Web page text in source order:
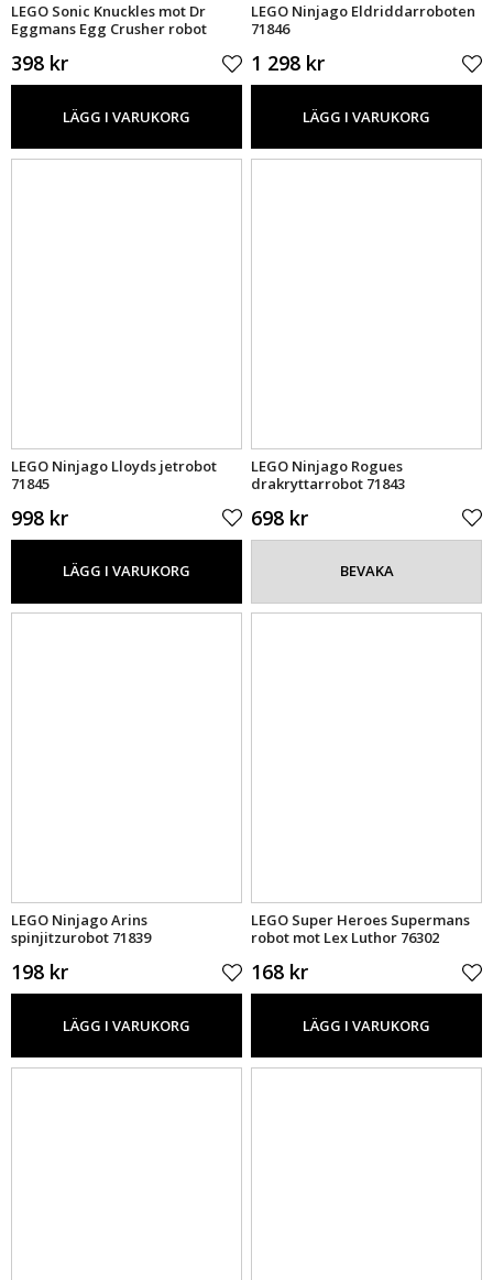
LEGO Sonic Knuckles mot Dr
Eggmans Egg Crusher robot
398 kr
LÄGG I VARUKORG
LEGO Ninjago Eldriddarroboten
71846
1 298 kr
LÄGG I VARUKORG
LEGO Ninjago Lloyds jetrobot
71845
998 kr
LÄGG I VARUKORG
LEGO Ninjago Rogues
drakryttarrobot 71843
698 kr
BEVAKA
LEGO Ninjago Arins
spinjitzurobot 71839
198 kr
LÄGG I VARUKORG
LEGO Super Heroes Supermans
robot mot Lex Luthor 76302
168 kr
LÄGG I VARUKORG